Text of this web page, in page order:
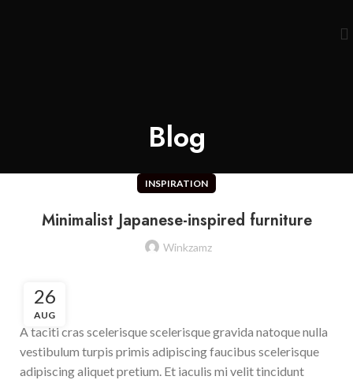
Blog
INSPIRATION
Minimalist Japanese-inspired furniture
Winkzamz
26
AUG
A taciti cras scelerisque scelerisque gravida natoque nulla
vestibulum turpis primis adipiscing faucibus scelerisque
adipiscing aliquet pretium. Et iaculis mi velit tincidunt